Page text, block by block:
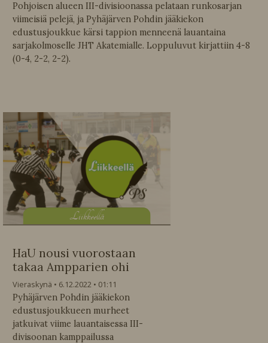
Pohjoisen alueen III-divisioonassa pelataan runkosarjan
viimeisiä pelejä, ja Pyhäjärven Pohdin jääkiekon
edustusjoukkue kärsi tappion menneenä lauantaina
sarjakolmoselle JHT Akatemialle. Loppuluvut kirjattiin 4-8
(0-4, 2-2, 2-2).
Liikkeellä
HaU nousi vuorostaan
takaa Ampparien ohi
Vieraskynä 6.12.2022
01:11
Pyhäjärven Pohdin jääkiekon
edustusjoukkueen murheet
jatkuivat viime lauantaisessa III-
divisoonan kamppailussa